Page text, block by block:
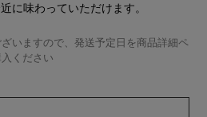
に味わっていただけます。
いますので、発送予定日を商品詳細ペ
ください